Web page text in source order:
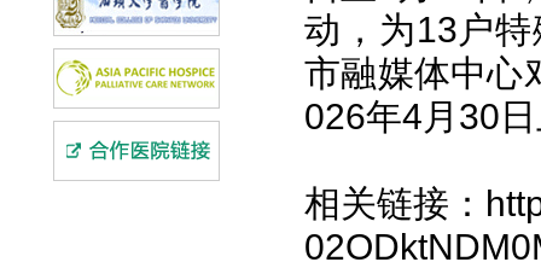
动，为13户
市融媒体中心
026年4月30
相关链接：